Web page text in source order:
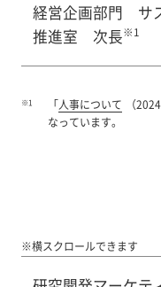
経営企画部門 サ
推進室 次長※1
※1 「人事について
（
なっています。
※横スクロールできます